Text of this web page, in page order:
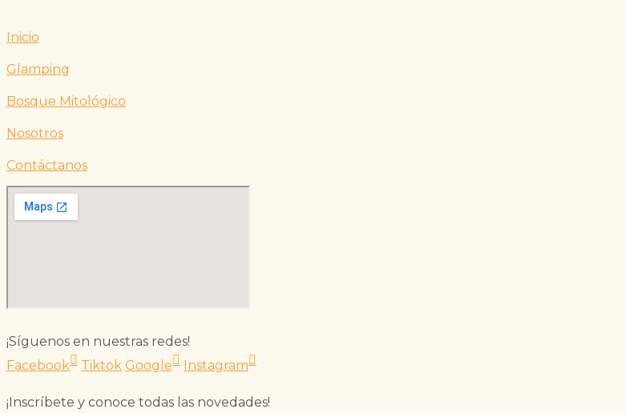
Inicio
Glamping
Bosque Mitológico
Nosotros
Contáctanos
¡Síguenos en nuestras redes!
Facebook
Tiktok Google Instagram
¡Inscríbete y conoce todas las novedades!